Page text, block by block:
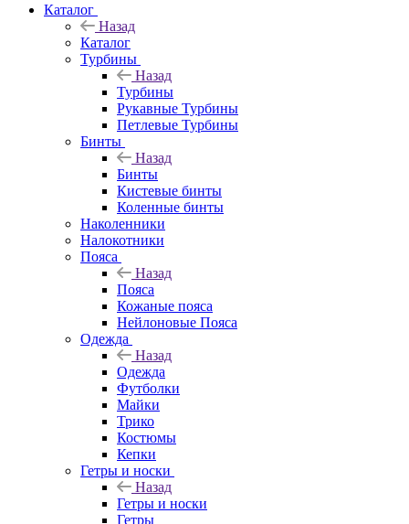
Каталог
Назад
Каталог
Турбины
Назад
Турбины
Рукавные Турбины
Петлевые Турбины
Бинты
Назад
Бинты
Кистевые бинты
Коленные бинты
Наколенники
Налокотники
Пояса
Назад
Пояса
Кожаные пояса
Нейлоновые Пояса
Одежда
Назад
Одежда
Футболки
Майки
Трико
Костюмы
Кепки
Гетры и носки
Назад
Гетры и носки
Гетры